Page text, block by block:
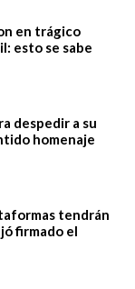
en trágico
esto se sabe
despedir a su
homenaje
tendrán
firmado el